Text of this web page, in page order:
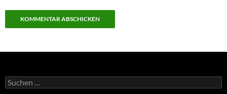
Suchen
nach: